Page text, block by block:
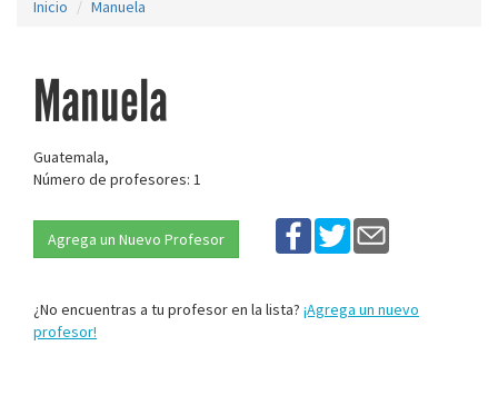
Inicio Manuela
Manuela
Guatemala,
Número de profesores: 1
Agrega un Nuevo Profesor
¿No encuentras a tu profesor en la lista? ¡Agrega un nuevo
profesor!